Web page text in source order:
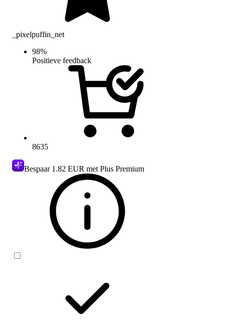
_pixelpuffin_net
98%
Positieve feedback
8635
Bespaar 1.82 EUR met Plus Premium